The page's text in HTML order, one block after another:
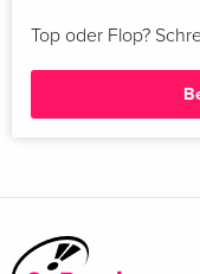
Top oder Flop?